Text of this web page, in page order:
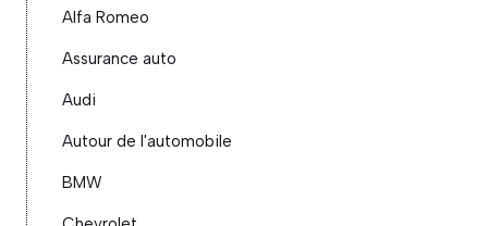
Alfa Romeo
Assurance auto
Audi
Autour de l'automobile
BMW